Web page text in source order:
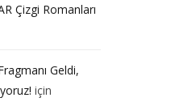
Çizgi Romanları
Geldi,
için